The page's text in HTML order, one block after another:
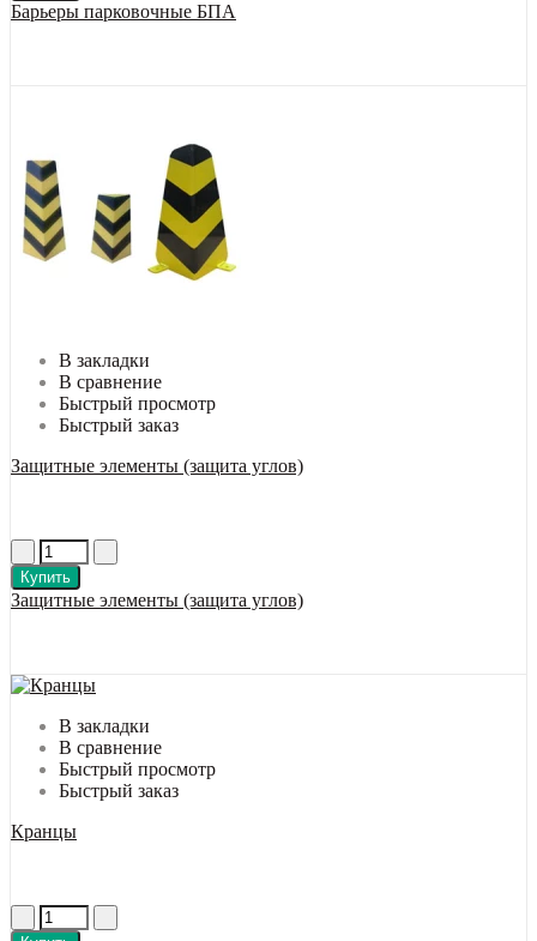
Барьеры парковочные БПА
В закладки
В сравнение
Быстрый просмотр
Быстрый заказ
Защитные элементы (защита углов)
Купить
Защитные элементы (защита углов)
В закладки
В сравнение
Быстрый просмотр
Быстрый заказ
Кранцы